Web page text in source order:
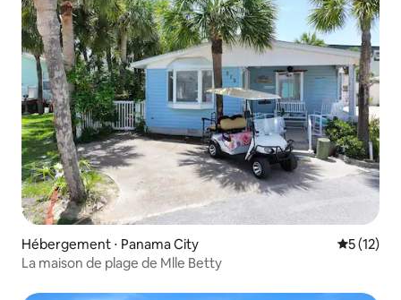
Hébergement ⋅ Panama City
5 (12)
La maison de plage de Mlle Betty